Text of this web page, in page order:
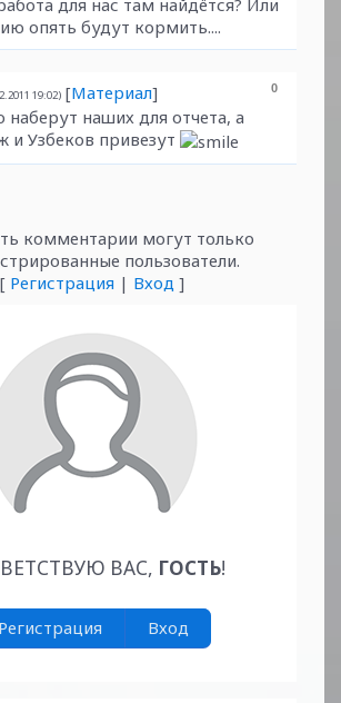
для нас там найдётся? Или
опять будут кормить....
0
19:02) [Материал]
наберут наших для отчета, а
и Узбеков привезут
комментарии могут только
пользователи.
[ Регистрация | Вход ]
ВАС, ГОСТЬ!
Регистрация Вход